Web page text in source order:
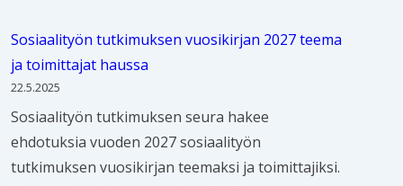
u
t
t
a
o
v
s
i
y
t
y
v
v
ä
k
y
ö
n
t
u
t
o
s
i
a
a
l
s
i
a
a
Sosiaalityön tutkimuksen vuosikirjan 2027 teema
ja toimittajat haussa
22.5.2025
Sosiaalityön tutkimuksen seura hakee
ehdotuksia vuoden 2027 sosiaalityön
tutkimuksen vuosikirjan teemaksi ja toimittajiksi.